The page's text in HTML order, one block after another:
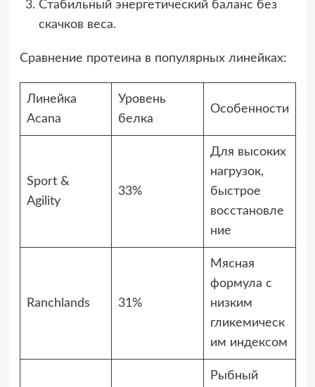
Стабильный энергетический баланс без
скачков веса.
Сравнение протеина в популярных линейках:
Линейка
Acana
Уровень
белка
Особенности
Sport &
Agility
33%
Для высоких
нагрузок,
быстрое
восстановле
ние
Ranchlands 31%
Мясная
формула с
низким
гликемическ
им индексом
Рыбный